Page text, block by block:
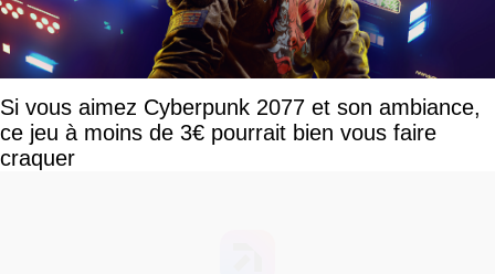
Si vous aimez Cyberpunk 2077 et son ambiance,
ce jeu à moins de 3€ pourrait bien vous faire
craquer